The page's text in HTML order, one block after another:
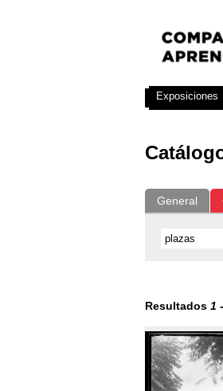
General
Resultados 1 -
Exposiciones